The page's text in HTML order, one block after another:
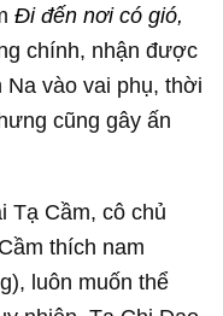
Đi đến nơi có gió,
chính, nhận được
Na vào vai phụ, thời
cũng gây ấn
Tạ Cầm, cô chủ
thích nam
luôn muốn thể